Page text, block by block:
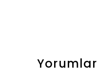
Yorumlar